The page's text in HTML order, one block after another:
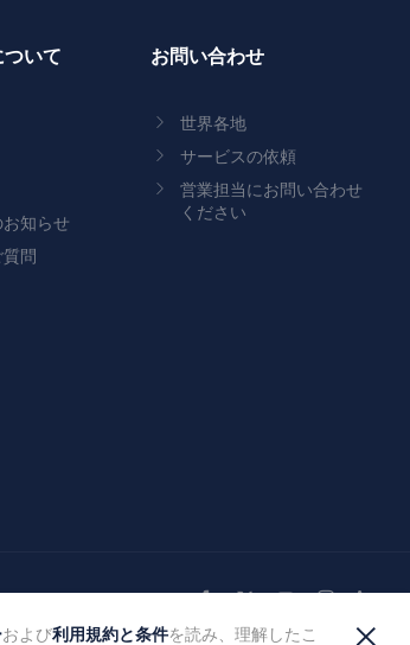
いて
知らせ
問
お問い合わせ
世界各地
サービスの依頼
営業担当にお問い合わせ
ください
Facebook
X YouTubeInstagram
および利用規約と条件を読み、理解したこ ×